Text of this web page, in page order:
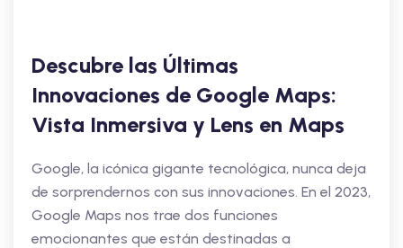
Descubre las Últimas
Innovaciones de Google Maps:
Vista Inmersiva y Lens en Maps
Google, la icónica gigante tecnológica, nunca deja
de sorprendernos con sus innovaciones. En el 2023,
Google Maps nos trae dos funciones
emocionantes que están destinadas a